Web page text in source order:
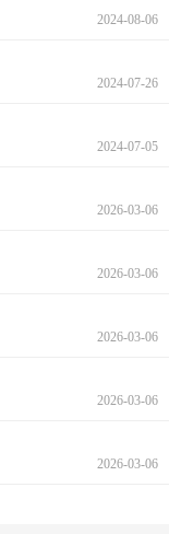
2024-08-06
2024-07-26
2024-07-05
2026-03-06
2026-03-06
2026-03-06
2026-03-06
2026-03-06